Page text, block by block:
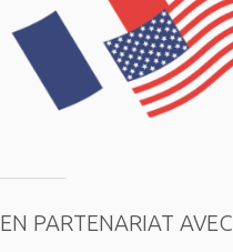
EN PARTENARIAT AVEC